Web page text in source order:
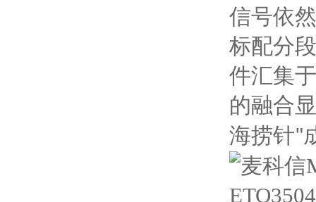
信号依
标配分
件汇集
的融合
海捞针"